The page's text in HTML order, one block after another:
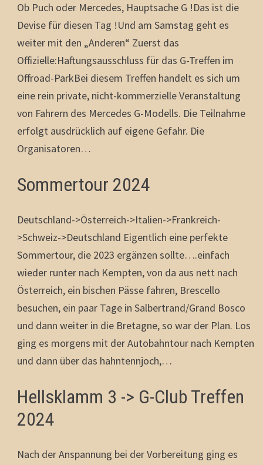
Ob Puch oder Mercedes, Hauptsache G !Das ist die
Devise für diesen Tag !Und am Samstag geht es
weiter mit den „Anderen“ Zuerst das
Offizielle:Haftungsausschluss für das G-Treffen im
Offroad-ParkBei diesem Treffen handelt es sich um
eine rein private, nicht-kommerzielle Veranstaltung
von Fahrern des Mercedes G-Modells. Die Teilnahme
erfolgt ausdrücklich auf eigene Gefahr. Die
Organisatoren…
Sommertour 2024
Deutschland->Österreich->Italien->Frankreich-
>Schweiz->Deutschland Eigentlich eine perfekte
Sommertour, die 2023 ergänzen sollte….einfach
wieder runter nach Kempten, von da aus nett nach
Österreich, ein bischen Pässe fahren, Brescello
besuchen, ein paar Tage in Salbertrand/Grand Bosco
und dann weiter in die Bretagne, so war der Plan. Los
ging es morgens mit der Autobahntour nach Kempten
und dann über das hahntennjoch,…
Hellsklamm 3 -> G-Club Treffen
2024
Nach der Anspannung bei der Vorbereitung ging es